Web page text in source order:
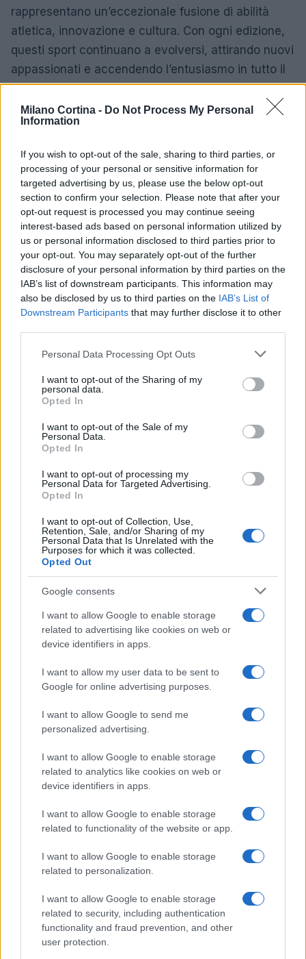
Milano Cortina - Do Not Process My Personal
Information
If you wish to opt-out of the sale, sharing to third parties, or
processing of your personal or sensitive information for
targeted advertising by us, please use the below opt-out
section to confirm your selection. Please note that after your
opt-out request is processed you may continue seeing
interest-based ads based on personal information utilized by
us or personal information disclosed to third parties prior to
your opt-out. You may separately opt-out of the further
disclosure of your personal information by third parties on the
IAB’s list of downstream participants. This information may
also be disclosed by us to third parties on the IAB’s List of
Downstream Participants that may further disclose it to other
Please note that this website/app uses one or more Google
not limited to your visit or usage behaviour. You may click to
grant or deny consent to Google and its third-party tags to
use your data for below specified purposes in below Google
consent section.
Personal Data Processing Opt Outs
I want to opt-out of the Sharing of my
personal data.
Opted In
I want to opt-out of the Sale of my
Personal Data.
Opted In
I want to opt-out of processing my
Personal Data for Targeted Advertising.
Opted In
I want to opt-out of Collection, Use,
Retention, Sale, and/or Sharing of my
Personal Data that Is Unrelated with the
Purposes for which it was collected.
Opted Out
Google consents
I want to allow Google to enable storage
related to advertising like cookies on web or
device identifiers in apps.
I want to allow my user data to be sent to
Google for online advertising purposes.
I want to allow Google to send me
personalized advertising.
I want to allow Google to enable storage
related to analytics like cookies on web or
device identifiers in apps.
I want to allow Google to enable storage
related to functionality of the website or app.
I want to allow Google to enable storage
related to personalization.
I want to allow Google to enable storage
related to security, including authentication
functionality and fraud prevention, and other
user protection.
rappresentano un’eccezionale fusione di abilità
atletica, innovazione e cultura. Con ogni edizione,
questi sport continuano a evolversi, attirando nuovi
appassionati e accendendo l’entusiasmo in tutto il
mondo.
AiAdhubMedia
Continua a leggere
NEWS
emozioni e canti
Marco Tessari · 3 Ago 2026